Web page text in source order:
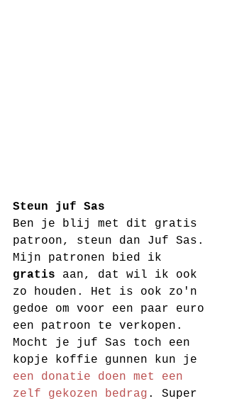
Steun juf Sas
Ben je blij met dit gratis
patroon, steun dan Juf Sas.
Mijn patronen bied ik
gratis aan, dat wil ik ook
zo houden. Het is ook zo'n
gedoe om voor een paar euro
een patroon te verkopen.
Mocht je juf Sas toch een
kopje koffie gunnen kun je
een donatie doen met een
zelf gekozen bedrag . Super